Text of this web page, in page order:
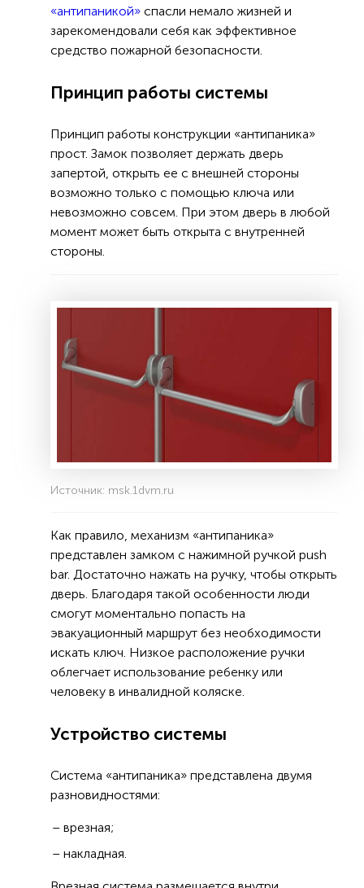
«антипаникой» спасли немало жизней и
зарекомендовали себя как эффективное
средство пожарной безопасности.
Принцип работы системы
Принцип работы конструкции «антипаника»
прост. Замок позволяет держать дверь
запертой, открыть ее с внешней стороны
возможно только с помощью ключа или
невозможно совсем. При этом дверь в любой
момент может быть открыта с внутренней
стороны.
Источник: msk.1dvm.ru
Как правило, механизм «антипаника»
представлен замком с нажимной ручкой push
bar. Достаточно нажать на ручку, чтобы открыть
дверь. Благодаря такой особенности люди
смогут моментально попасть на
эвакуационный маршрут без необходимости
искать ключ. Низкое расположение ручки
облегчает использование ребенку или
человеку в инвалидной коляске.
Устройство системы
Система «антипаника» представлена двумя
разновидностями:
врезная;
накладная.